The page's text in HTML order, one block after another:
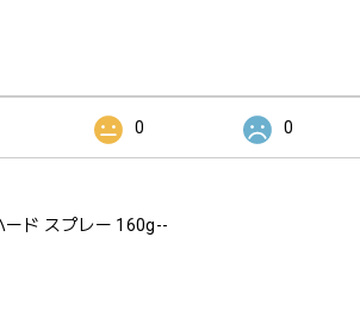
0 0
ード スプレー 160g--